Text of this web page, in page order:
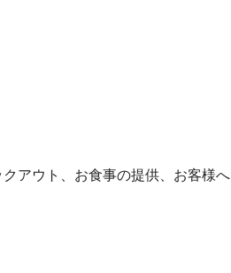
アウト、お食事の提供、お客様へ